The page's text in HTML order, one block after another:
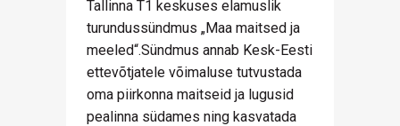
Tallinna T1 keskuses elamuslik
turundussündmus „Maa maitsed ja
meeled“.Sündmus annab Kesk-Eesti
ettevõtjatele võimaluse tutvustada
oma piirkonna maitseid ja lugusid
pealinna südames ning kasvatada